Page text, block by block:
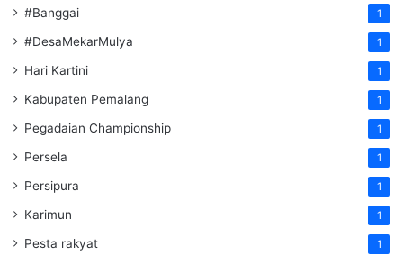
#Banggai 1
#DesaMekarMulya 1
Hari Kartini 1
Kabupaten Pemalang 1
Pegadaian Championship 1
Persela 1
Persipura 1
Karimun 1
Pesta rakyat 1